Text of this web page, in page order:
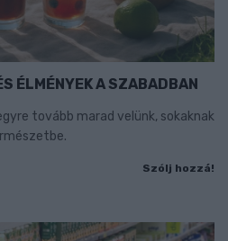
ÉLMÉNYEK A SZABADBAN
tovább marad velünk, sokaknak
Szólj hozzá!